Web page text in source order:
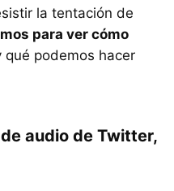
la tentación de
para ver cómo
qué podemos hacer
audio de Twitter,